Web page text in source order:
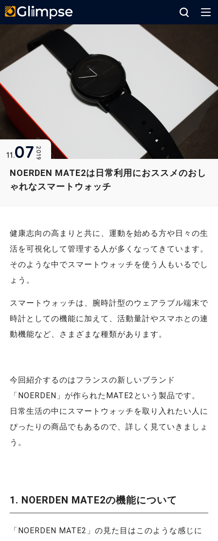
NOERDEN MATE2は日常利用におススメのおし
ゃれなスマートウォッチ
2019
11 07
健康志向の高まりと共に、運動を始める方や日々の生
活を可視化して管理する人が多くなってきています。
そのような中でスマートウォッチを使う人もいるでし
ょう。
スマートウォッチは、腕時計型のウェアラブル端末で
時計としての機能に加えて、活動量計やスマホとの連
動機能など、さまざまな種類があります。
今回紹介するのはフランスの新しいブランド
「NOERDEN」が作られたMATE2という製品です。
日常生活の中にスマートウォッチを取り入れたい人に
ぴったりの商品でもあるので、詳しく見ていきましょ
う。
1. NOERDEN MATE2の機能について
「NOERDEN MATE2」の見た目はこのような感じに